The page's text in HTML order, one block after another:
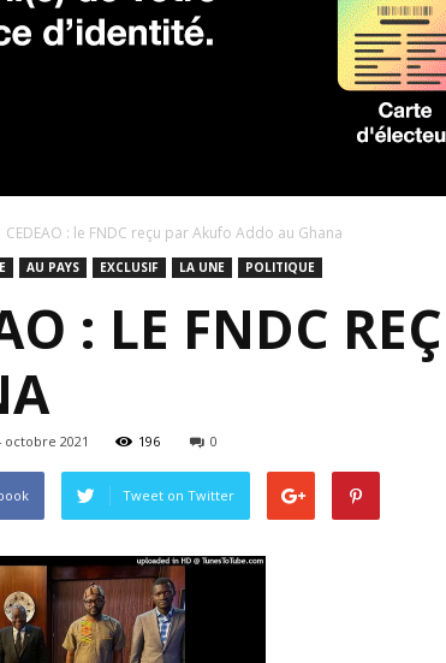
CEDEAO : le FNDC reçu par Akufo Addo au Ghana
AU PAYS EXCLUSIF LA UNE POLITIQUE
: LE FNDC
octobre 2021 196 0
Tweet on Twitter